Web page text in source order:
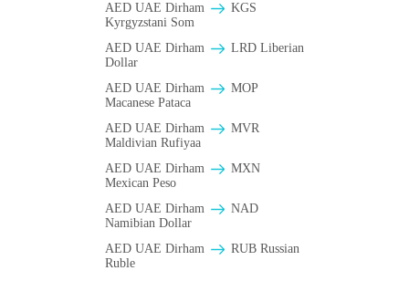
AED UAE Dirham
KGS
Kyrgyzstani Som
AED UAE Dirham
LRD Liberian
Dollar
AED UAE Dirham
MOP
Macanese Pataca
AED UAE Dirham
MVR
Maldivian Rufiyaa
AED UAE Dirham
MXN
Mexican Peso
AED UAE Dirham
NAD
Namibian Dollar
AED UAE Dirham
RUB Russian
Ruble